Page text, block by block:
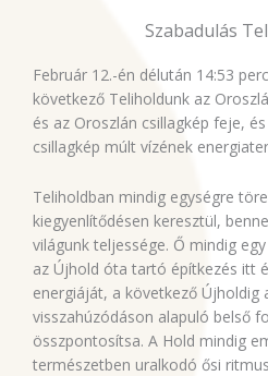
Szabadulás
Február 12.-én délután 14:53
következő Teliholdunk az
és az Oroszlán csillagkép feje,
csillagkép múlt vízének
Teliholdban mindig egységre
kiegyenlítődésen keresztül,
világunk teljessége. Ő mindig
az Újhold óta tartó építkezés itt
energiáját, a következő Újholdig
visszahúzódáson alapuló belső
összpontosítsa. A Hold mindig
természetben uralkodó ősi